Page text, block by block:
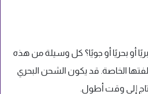
أو بحريًا أو جويًا؟ كل وسيلة من هذه
الخاصة. قد يكون الشحن البحري
إلى وقت أطول.